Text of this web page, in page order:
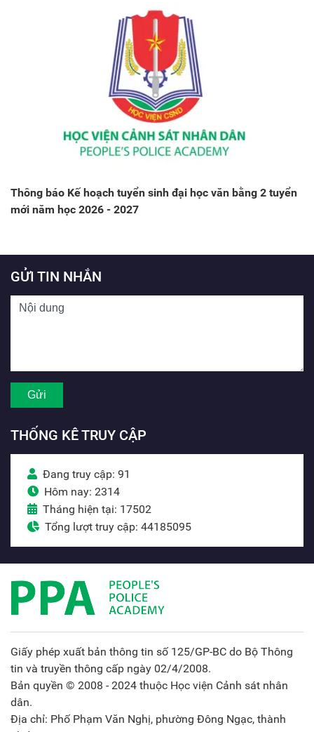
Thông báo Kế hoạch tuyển sinh đại học văn bằng 2 tuyển
mới năm học 2026 - 2027
GỬI TIN NHẮN
THỐNG KÊ TRUY CẬP
Đang truy cập: 91
Hôm nay: 2314
Tháng hiện tại: 17502
Tổng lượt truy cập: 44185095
Giấy phép xuất bản thông tin số 125/GP-BC do Bộ Thông
tin và truyền thông cấp ngày 02/4/2008.
Bản quyền © 2008 - 2024 thuộc Học viện Cảnh sát nhân
dân.
Địa chỉ: Phố Phạm Văn Nghị, phường Đông Ngạc, thành